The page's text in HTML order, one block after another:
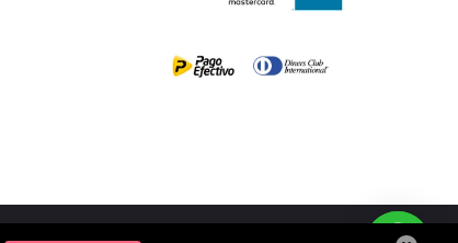
de Privacidad